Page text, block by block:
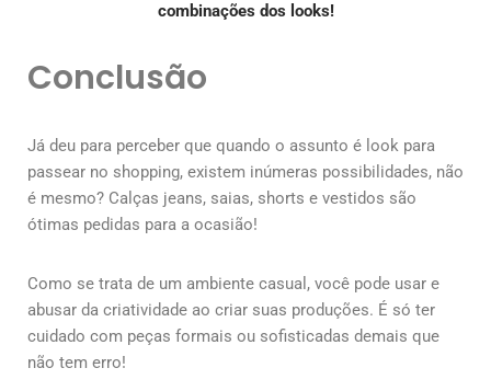
combinações dos looks!
Conclusão
Já deu para perceber que quando o assunto é look para
passear no shopping, existem inúmeras possibilidades, não
é mesmo? Calças jeans, saias, shorts e vestidos são
ótimas pedidas para a ocasião!
Como se trata de um ambiente casual, você pode usar e
abusar da criatividade ao criar suas produções. É só ter
cuidado com peças formais ou sofisticadas demais que
não tem erro!